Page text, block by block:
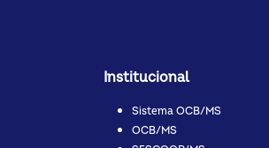
Institucional
Sistema OCB/MS
OCB/MS